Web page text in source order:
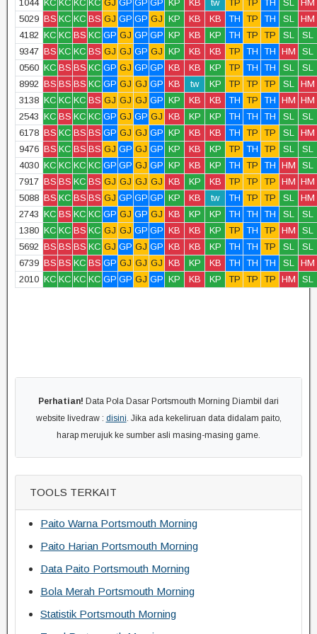
1044 KC KC KC KC GJ GP GP GP KP KB tw TP TP TH SL HM
5029 BS KC KC BS GJ GP GP GJ KP KB KB TH TP TH SL HM
4182 KC KC BS KC GP GJ GP GP KP KB KP TH TP TP SL
SL
9347 BS KC KC BS GJ GJ GP GJ KP KB KB TP TH TH HM
SL
0560 KC BS BS KC GP GJ GP GP KB KB KP TP TH TH SL
SL
8992 BS BS BS KC GP GJ GJ GP KB tw KP TP TP TP SL HM
3138 KC KC KC BS GJ GJ GJ GP KP KB KB TH TP TH HM HM
2543 KC BS KC KC GP GJ GP GJ KB KP KP TH TH TH SL
SL
6178 BS KC BS BS GP GJ GJ GP KP KB KB TH TP TP SL HM
9476 BS KC BS BS GJ GP GJ GP KP KB KP TP TH TP SL
SL
4030 KC KC KC KC GP GP GJ GP KP KB KP TH TP TH HM
SL
7917 BS BS KC BS GJ GJ GJ GJ KB KP KB TP TP TP HM HM
5088 BS KC BS BS GJ GP GP GP KP KB tw TH TP TP SL HM
2743 KC BS KC KC GP GJ GP GJ KB KP KP TH TH TH SL
SL
1380 KC KC BS KC GJ GJ GP GP KB KB KP TP TH TP HM
SL
5692 BS BS BS KC GJ GP GJ GP KB KB KP TH TH TP SL
SL
6739 BS BS KC BS GP GJ GJ GJ KB KP KB TH TH TH SL HM
2010 KC KC KC KC GP GP GJ GP KP KB KP TP TP TP HM SL
Perhatian! Data Pola Dasar Portsmouth Morning Diambil dari
website livedraw : disini. Jika ada kekeliruan data didalam paito,
harap merujuk ke sumber asli masing-masing game.
TOOLS TERKAIT
Paito Warna Portsmouth Morning
Paito Harian Portsmouth Morning
Data Paito Portsmouth Morning
Bola Merah Portsmouth Morning
Statistik Portsmouth Morning